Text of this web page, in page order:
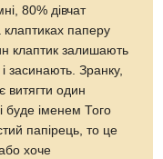
80% дівчат
клаптиках паперу
клаптик залишають
засинають. Зранку,
витягти один
буде іменем Того
папірець, то це
хоче